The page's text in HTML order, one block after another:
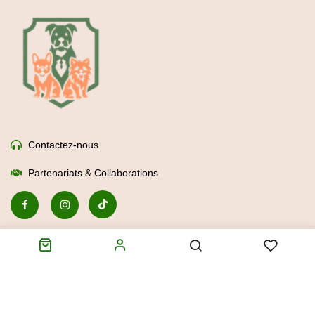
Contactez-nous
Partenariats & Collaborations